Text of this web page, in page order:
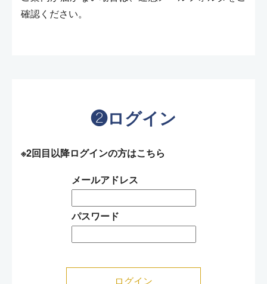
確認ください。
❷ログイン
※2回目以降ログインの方はこちら
メールアドレス
パスワード